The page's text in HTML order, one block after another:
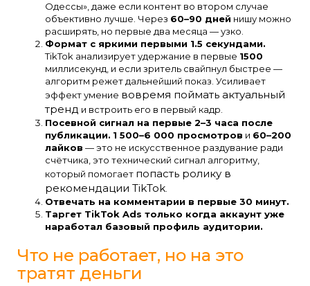
Одессы», даже если контент во втором случае
объективно лучше. Через 60–90 дней нишу можно
расширять, но первые два месяца — узко.
Формат с яркими первыми 1.5 секундами.
TikTok анализирует удержание в первые 1500
миллисекунд, и если зритель свайпнул быстрее —
алгоритм режет дальнейший показ. Усиливает
эффект умение вовремя поймать актуальный
тренд и встроить его в первый кадр.
Посевной сигнал на первые 2–3 часа после
публикации. 1 500–6 000 просмотров и 60–200
лайков — это не искусственное раздувание ради
счётчика, это технический сигнал алгоритму,
который помогает попасть ролику в
рекомендации TikTok
Отвечать на комментарии в первые 30 минут.
Таргет TikTok Ads только когда аккаунт уже
наработал базовый профиль аудитории.
Что не работает, но на это
тратят деньги